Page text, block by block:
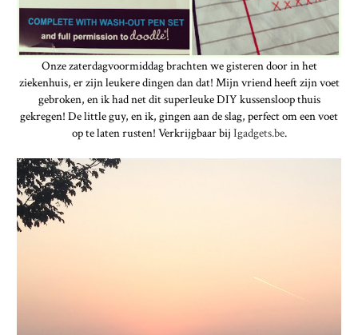
Onze zaterdagvoormiddag brachten we gisteren door in het
ziekenhuis, er zijn leukere dingen dan dat! Mijn vriend heeft zijn voet
gebroken, en ik had net dit superleuke DIY kussensloop thuis
gekregen! De little guy, en ik, gingen aan de slag, perfect om een voet
op te laten rusten! Verkrijgbaar bij Igadgets.be.